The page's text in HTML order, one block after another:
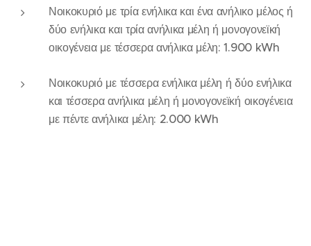
Νοικοκυριό με τρία ενήλικα και ένα ανήλικο μέλος ή
δύο ενήλικα και τρία ανήλικα μέλη ή μονογονεϊκή
οικογένεια με τέσσερα ανήλικα μέλη: 1.900 kWh
Νοικοκυριό με τέσσερα ενήλικα μέλη ή δύο ενήλικα
και τέσσερα ανήλικα μέλη ή μονογονεϊκή οικογένεια
με πέντε ανήλικα μέλη: 2.000 kWh